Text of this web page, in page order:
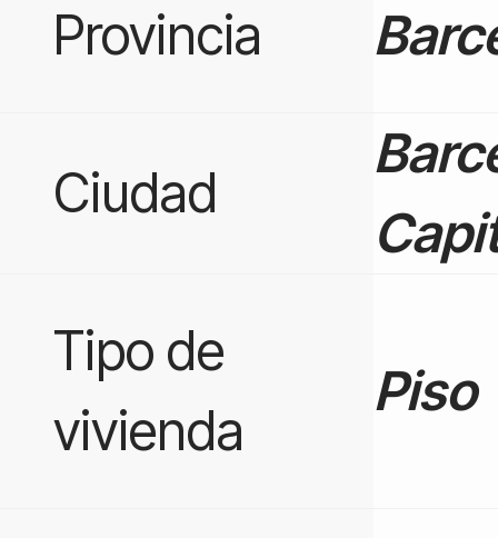
Provincia
Ciudad
Tipo de
vivienda
Piso